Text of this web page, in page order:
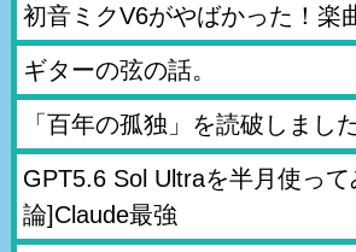
初音ミクV6がやばかった！楽
ギターの弦の話。
「百年の孤独」を読破しまし
GPT5.6 Sol Ultraを半月使っ
論]Claude最強